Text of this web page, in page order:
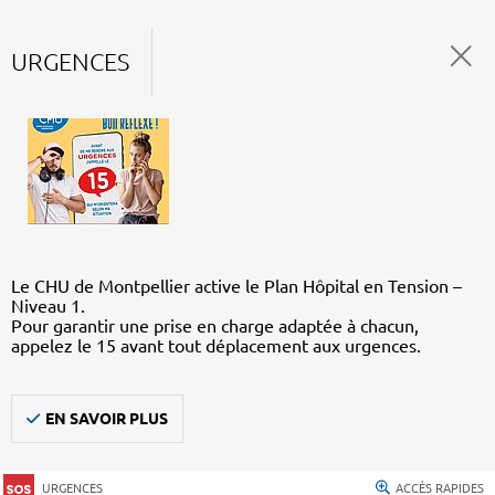
URGENCES
Le CHU de Montpellier active le Plan Hôpital en Tension –
Niveau 1.
Pour garantir une prise en charge adaptée à chacun,
appelez le 15 avant tout déplacement aux urgences.
EN SAVOIR PLUS
URGENCES ACCÈS RAPIDES